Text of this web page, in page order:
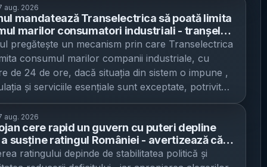
este „necesară”, pe fondul unor modificări
în Parlament pe care le descrie drept „țintite”
a declarat la RFI România că jalonul din
legea integrității „nu” este pierdut, chiar dacă
a fost contestat la Curtea Constituțională de USR,
care s-a alăturat și PNL. În viziunea sa, miza este
să se pronunțe rapid, pentru a nu bloca calendarul
sau promulgare. „Această verificare de
este necesară, pentru că acele modificări
fost făcute nu sunt din grijă pentru transparență,
grijă pentru integritate, ci pur și simplu sunt
făcute țintit pentru plăți politice”, a spus premierul
aug. 2026
mandatează Transelectrica să poată limita
marilor consumatori industriali - tranșele
vineri, cu notificare de minimum 24 de ore;
și spitalele, exceptate
pregătește un mecanism prin care Transelectrica
consumul marilor companii industriale, cu
de 24 de ore, dacă situația din sistem o impune ,
și serviciile esențiale sunt exceptate, potrivit
Măsura este parte din Planul de Pregătire pentru
domeniul energiei electrice, adoptat de Guvern,
ce intervenții pot fi aplicate în situații de
poate fi afectat și ce instituții coordonează
Premierul interimar Ilie Bolojan a indicat că
aug. 2026
cere rapid un guvern cu puteri depline
susține ratingul României - avertizează că
alegerilor poate frâna reformele și crește
ratingului depinde de stabilitatea politică și